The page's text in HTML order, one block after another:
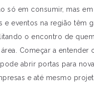
só em consumir, mas
e eventos na região têm
o encontro de
Começar a entender
abrir portas para
e até mesmo